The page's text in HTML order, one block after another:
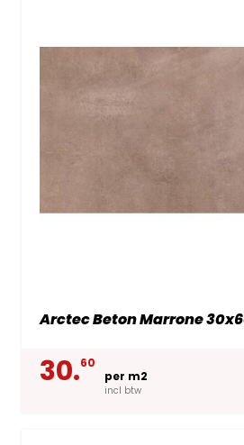
Arctec Beton Marrone
30.60
per m2
incl btw